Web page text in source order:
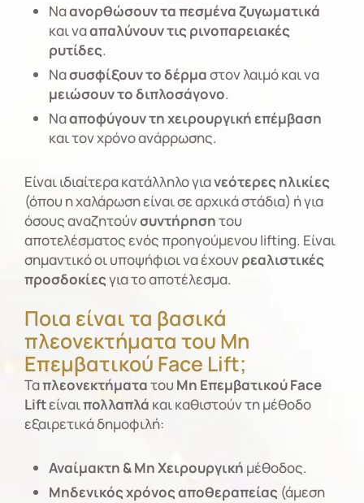
Ναανορθώσουν τα πεσμένα ζυγωματικά
και νααπαλύνουν τις ρινοπαρειακές
ρυτίδες.
Νασυσφίξουν το δέρμαστον λαιμό και να
μειώσουν το διπλοσάγονο.
Νααποφύγουν τη χειρουργική επέμβαση
και τον χρόνο ανάρρωσης.
Είναι ιδιαίτερα κατάλληλο γιανεότερες ηλικίες
(όπου η χαλάρωση είναι σε αρχικά στάδια) ή για
όσους αναζητούνσυντήρησητου
αποτελέσματος ενός προηγούμενου lifting. Είναι
σημαντικό οι υποψήφιοι να έχουνρεαλιστικές
προσδοκίεςγια το αποτέλεσμα.
Ποια είναι τα βασικά
πλεονεκτήματα του Μη
Επεμβατικού Face Lift;
Ταπλεονεκτήματατου Μη ΕπεμβατικούFace
Liftείναιπολλαπλά και καθιστούν τη μέθοδο
εξαιρετικά δημοφιλή:
Αναίμακτη & Μη Χειρουργική μέθοδος.
Μηδενικός χρόνος αποθεραπείας (άμεση